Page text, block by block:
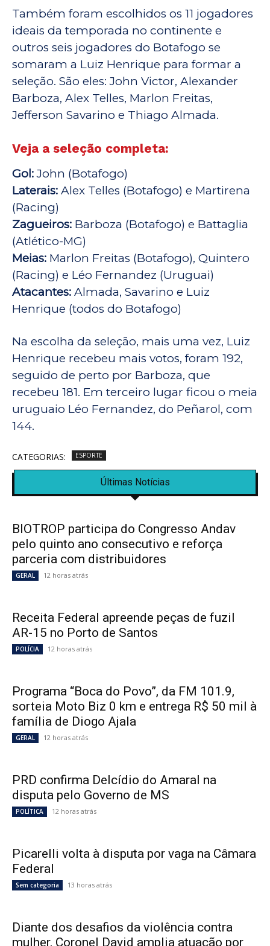
Também foram escolhidos os 11 jogadores
ideais da temporada no continente e
outros seis jogadores do Botafogo se
somaram a Luiz Henrique para formar a
seleção. São eles: John Victor, Alexander
Barboza, Alex Telles, Marlon Freitas,
Jefferson Savarino e Thiago Almada.
Veja a seleção completa:
Gol:John (Botafogo)
Laterais: Alex Telles (Botafogo) e Martirena
(Racing)
Zagueiros: Barboza (Botafogo) e Battaglia
(Atlético-MG)
Meias: Marlon Freitas (Botafogo), Quintero
(Racing) e Léo Fernandez (Uruguai)
Atacantes: Almada, Savarino e Luiz
Henrique (todos do Botafogo)
Na escolha da seleção, mais uma vez, Luiz
Henrique recebeu mais votos, foram 192,
seguido de perto por Barboza, que
recebeu 181. Em terceiro lugar ficou o meia
uruguaio Léo Fernandez, do Peñarol, com
144.
CATEGORIAS: ESPORTE
Últimas Notícias
BIOTROP participa do Congresso Andav
pelo quinto ano consecutivo e reforça
parceria com distribuidores
GERAL 12 horas atrás
Receita Federal apreende peças de fuzil
AR-15 no Porto de Santos
POLÍCIA 12 horas atrás
Programa “Boca do Povo”, da FM 101.9,
sorteia Moto Biz 0 km e entrega R$ 50 mil à
família de Diogo Ajala
GERAL 12 horas atrás
PRD confirma Delcídio do Amaral na
disputa pelo Governo de MS
POLÍTICA 12 horas atrás
Picarelli volta à disputa por vaga na Câmara
Federal
Sem categoria 13 horas atrás
Diante dos desafios da violência contra
mulher, Coronel David amplia atuação por